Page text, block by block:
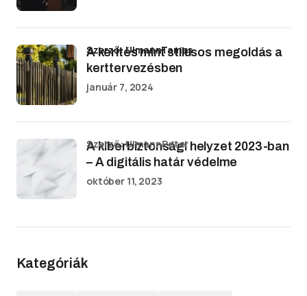
A kerítés mint stílusos megoldás a
kerttervezésben
Szerző: UlmannTamas
január 7, 2024
A kiberbiztonsági helyzet 2023-ban
– A digitális határ védelme
Szerző: UlmannPeter
október 11, 2023
Kategóriák